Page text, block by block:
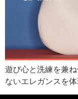
遊び心と洗練を兼
ないエレガンスを